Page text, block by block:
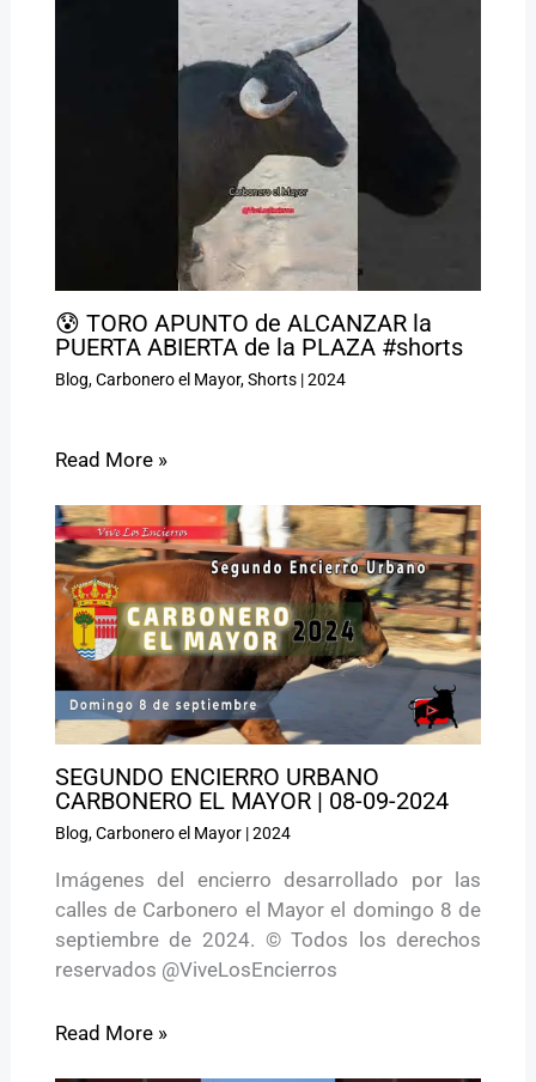
😰 TORO APUNTO de ALCANZAR la
PUERTA ABIERTA de la PLAZA #shorts
Blog,Carbonero el Mayor,Shorts|2024
Read More »
SEGUNDO ENCIERRO URBANO
CARBONERO EL MAYOR | 08-09-2024
Blog,Carbonero el Mayor|2024
Imágenes del encierro desarrollado por las
calles de Carbonero el Mayor el domingo 8 de
septiembre de 2024. © Todos los derechos
reservados @ViveLosEncierros
Read More »